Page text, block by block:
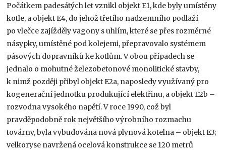
Počátkem padesátých let vznikl objekt E1, kde byly umístěny
kotle, a objekt E4, do jehož třetího nadzemního podlaží
po vlečce zajížděly vagony s uhlím, které se přes rozměrné
násypky, umístěné pod kolejemi, přepravovalo systémem
pásových dopravníků ke kotlům. V obou případech se
jednalo o mohutné železobetonové monolitické stavby,
k nimž později přibyl objekt E2a, naposledy využívaný pro
kogenerační jednotku produkující elektřinu, a objekt E2b –
rozvodna vysokého napětí. V roce 1990, což byl
pravděpodobně rok největšího výrobního rozmachu
továrny, byla vybudována nová plynová kotelna – objekt E3;
velkoryse navržená ocelová konstrukce se 120 metrů